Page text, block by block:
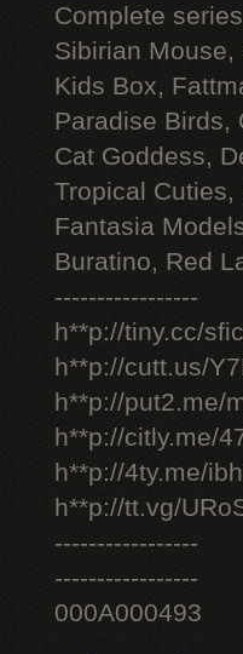
Complete
Sibirian
Kids Box,
Paradise Birds,
Cat Goddess,
Tropical
Fantasia
Buratino, Red
-----------------
h**p://tiny.cc/
h**p://cutt.us/
h**p://put2.me/
h**p://citly.me/
h**p://4ty.me/
h**p://tt.vg/
-----------------
-----------------
000A000493